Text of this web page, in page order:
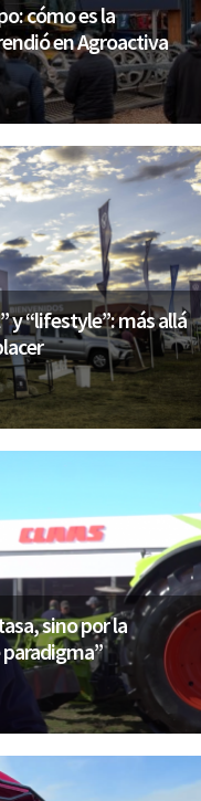
cómo es la
en Agroactiva
y “lifestyle”: más allá
sino por la